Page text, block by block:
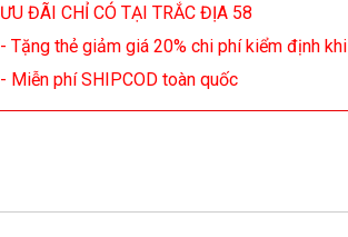
ƯU ĐÃI CHỈ CÓ TẠI TRẮC ĐỊA 58
- Tặng thẻ giảm giá 20% chi phí kiểm định
- Miễn phí SHIPCOD toàn quốc